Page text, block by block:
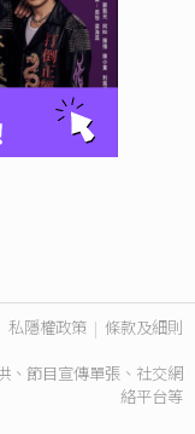
私隱權政策 | 條款及細則
、節目宣傳單張、社交網
絡平台等